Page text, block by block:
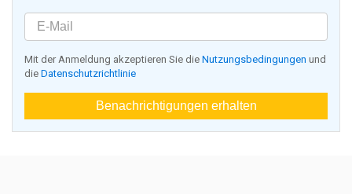
Mit der Anmeldung akzeptieren Sie die Nutzungsbedingungen und
die Datenschutzrichtlinie
Benachrichtigungen erhalten